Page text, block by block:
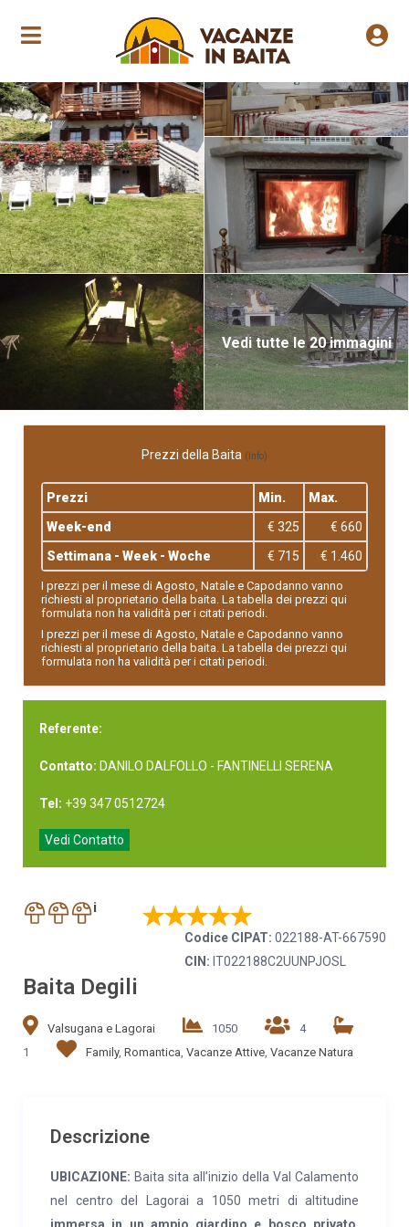
Apertura annuale
Vedi tutte le 20 immagini
Prezzi della Baita (Info)
Prezzi Min.
Max.
Week-end
€ 325
€ 660
Settimana - Week - Woche
€ 715 € 1.460
I prezzi per il mese di Agosto, Natale e Capodanno vanno
richiesti al proprietario della baita. La tabella dei prezzi qui
formulata non ha validità per i citati periodi.
I prezzi per il mese di Agosto, Natale e Capodanno vanno
richiesti al proprietario della baita. La tabella dei prezzi qui
formulata non ha validità per i citati periodi.
Referente:
Contatto: DANILO DALFOLLO - FANTINELLI SERENA
Tel: +39 347 0512724
Vedi Contatto
i
Codice CIPAT: 022188-AT-667590
CIN: IT022188C2UUNPJOSL
Baita Degili
Valsugana e Lagorai 1050
4
1
Family, Romantica, Vacanze Attive, Vacanze Natura
Descrizione
UBICAZIONE: Baita sita all’inizio della Val Calamento
nel centro del Lagorai a 1050 metri di altitudine